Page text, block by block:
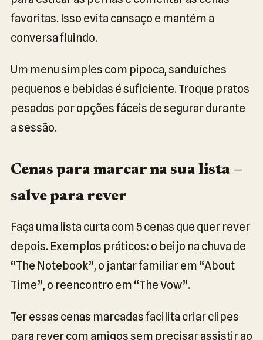
favoritas. Isso evita cansaço e mantém a
conversa fluindo.
Um menu simples com pipoca, sanduíches
pequenos e bebidas é suficiente. Troque pratos
pesados por opções fáceis de segurar durante
a sessão.
Cenas para marcar na sua lista —
salve para rever
Faça uma lista curta com 5 cenas que quer rever
depois. Exemplos práticos: o beijo na chuva de
“The Notebook”, o jantar familiar em “About
Time”, o reencontro em “The Vow”.
Ter essas cenas marcadas facilita criar clipes
para rever com amigos sem precisar assistir ao